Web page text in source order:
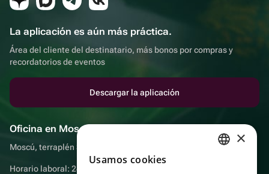
La aplicación es aún más práctica.
Área del cliente del destinatario, más bonos por compras y
recordatorios de eventos
Descargar la aplicación
Oficina en Moscú
Moscú, terraplén Sadovnicheskaya, 9, sala 2/3
Horario laboral: 24 horas
×
Usamos cookies